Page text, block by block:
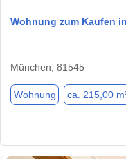
Wohnung zum Kaufen
München, 81545
Wohnung ca. 215,00